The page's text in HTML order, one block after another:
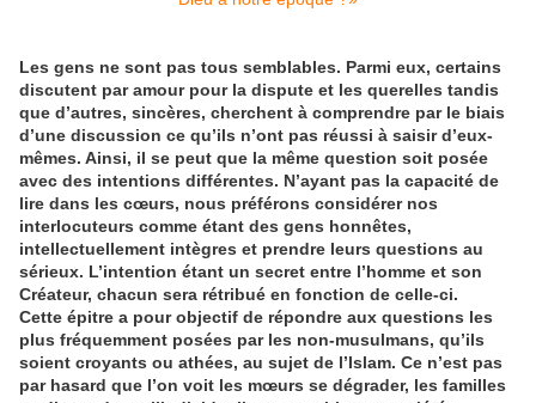
Les gens ne sont pas tous semblables. Parmi eux, certains
discutent par amour pour la dispute et les querelles tandis
que d’autres, sincères, cherchent à comprendre par le biais
d’une discussion ce qu’ils n’ont pas réussi à saisir d’eux-
mêmes. Ainsi, il se peut que la même question soit posée
avec des intentions différentes. N’ayant pas la capacité de
lire dans les cœurs, nous préférons considérer nos
interlocuteurs comme étant des gens honnêtes,
intellectuellement intègres et prendre leurs questions au
sérieux. L’intention étant un secret entre l’homme et son
Créateur, chacun sera rétribué en fonction de celle-ci.
Cette épitre a pour objectif de répondre aux questions les
plus fréquemment posées par les non-musulmans, qu’ils
soient croyants ou athées, au sujet de l’Islam. Ce n’est pas
par hasard que l’on voit les mœurs se dégrader, les familles